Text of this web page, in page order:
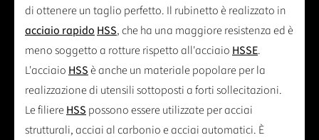
di ottenere un taglio perfetto. Il rubinetto è realizzato in
acciaio rapido HSS, che ha una maggiore resistenza ed è
meno soggetto a rotture rispetto all'acciaio HSSE.
L'acciaio HSSè anche un materiale popolare per la
realizzazione di utensili sottoposti a forti sollecitazioni.
Le filiereHSS possono essere utilizzate per acciai
strutturali, acciai al carbonio e acciai automatici. È